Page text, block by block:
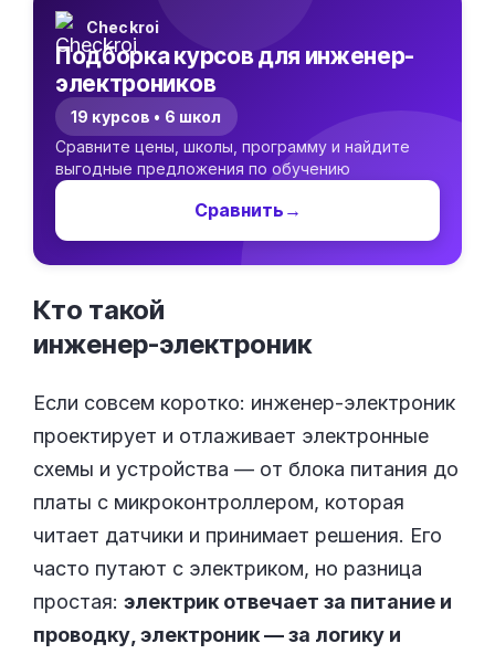
Checkroi
Подборка курсов для инженер-
электроников
19 курсов • 6 школ
Сравните цены, школы, программу и найдите
выгодные предложения по обучению
Сравнить →
Кто такой
инженер-электроник
Если совсем коротко: инженер-электроник
проектирует и отлаживает электронные
схемы и устройства — от блока питания до
платы с микроконтроллером, которая
читает датчики и принимает решения. Его
часто путают с электриком, но разница
простая: электрик отвечает за питание и
проводку, электроник — за логику и